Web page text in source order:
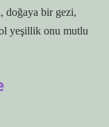
doğaya bir gezi,
yeşillik onu mutlu